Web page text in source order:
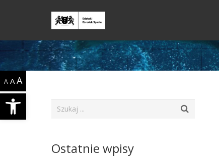
Open toolbar
A A A
Ostatnie wpisy